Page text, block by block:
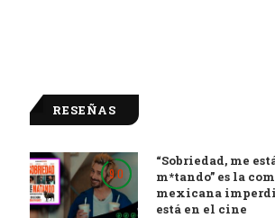
RESEÑAS
9.0
“Sobriedad, me
m*tando” es la
mexicana
está en el cine